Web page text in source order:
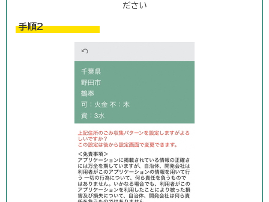
ださい
手順2